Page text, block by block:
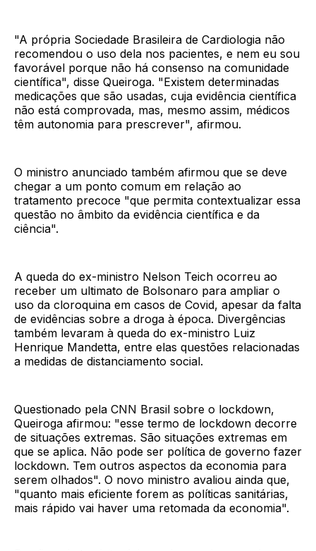
"A própria Sociedade Brasileira de Cardiologia não
recomendou o uso dela nos pacientes, e nem eu sou
favorável porque não há consenso na comunidade
científica", disse Queiroga. "Existem determinadas
medicações que são usadas, cuja evidência científica
não está comprovada, mas, mesmo assim, médicos
têm autonomia para prescrever", afirmou.
O ministro anunciado também afirmou que se deve
chegar a um ponto comum em relação ao
tratamento precoce "que permita contextualizar essa
questão no âmbito da evidência científica e da
ciência".
A queda do ex-ministro Nelson Teich ocorreu ao
receber um ultimato de Bolsonaro para ampliar o
uso da cloroquina em casos de Covid, apesar da falta
de evidências sobre a droga à época. Divergências
também levaram à queda do ex-ministro Luiz
Henrique Mandetta, entre elas questões relacionadas
a medidas de distanciamento social.
Questionado pela CNN Brasil sobre o lockdown,
Queiroga afirmou: "esse termo de lockdown decorre
de situações extremas. São situações extremas em
que se aplica. Não pode ser política de governo fazer
lockdown. Tem outros aspectos da economia para
serem olhados". O novo ministro avaliou ainda que,
"quanto mais eficiente forem as políticas sanitárias,
mais rápido vai haver uma retomada da economia".